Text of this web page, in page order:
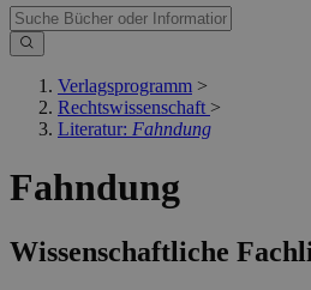
Verlagsprogramm >
Rechtswissenschaft >
Literatur: Fahndung
Fahndung
Wissenschaftliche